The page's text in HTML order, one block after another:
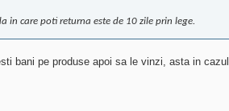
in care poti returna este de 10 zile prin lege.
bani pe produse apoi sa le vinzi, asta in